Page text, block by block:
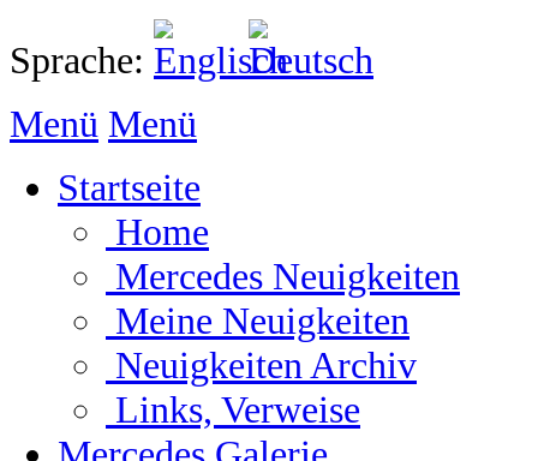
Sprache:
Menü Menü
Startseite
Home
Mercedes Neuigkeiten
Meine Neuigkeiten
Neuigkeiten Archiv
Links, Verweise